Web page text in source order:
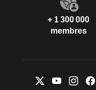
+ 1 300 000
membres